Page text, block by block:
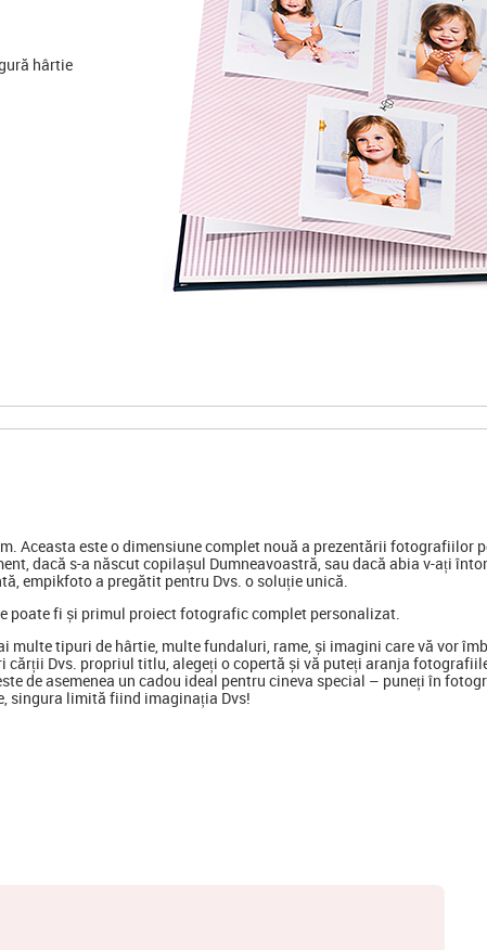
hârtie
Aceasta este o dimensiune complet nouă a prezentării fotografiilor
dacă s-a născut copilașul Dumneavoastră, sau dacă abia v-ați
empikfoto a pregătit pentru Dvs. o soluție unică.
poate fi și primul proiect fotografic complet personalizat.
multe tipuri de hârtie, multe fundaluri, rame, și imagini care vă vor
Dvs. propriul titlu, alegeți o copertă și vă puteți aranja
de asemenea un cadou ideal pentru cineva special – puneți în
singura limită fiind imaginația Dvs!